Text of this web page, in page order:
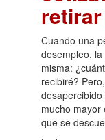
Cuando una
desempleo,
misma:
recibiré?
mucho mayor
que se